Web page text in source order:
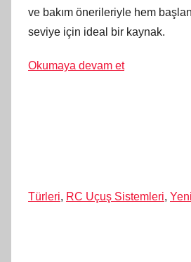
ve bakım önerileriyle hem
seviye için ideal bir kaynak.
Okumaya devam et
Türleri, RC Uçuş Sistemleri,